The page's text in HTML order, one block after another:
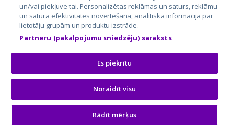
GetaPro.lv
GetaPro.ee
Skelbiu.lt
Autoplius.lt
Aruodas.lt
Paslaugos.lt
auto24.ee
Osta.ee
KuldneBörs.ee
© 2026 GetaPro. Все права защищены.
un/vai piekļuve tai. Personalizētas reklāmas un saturs, reklāmu
un satura efektivitātes novērtēšana, analītiskā informācija par
lietotāju grupām un produktu izstrāde.
Partneru (pakalpojumu sniedzēju) saraksts
Es piekrītu
Noraidīt visu
Rādīt mērķus